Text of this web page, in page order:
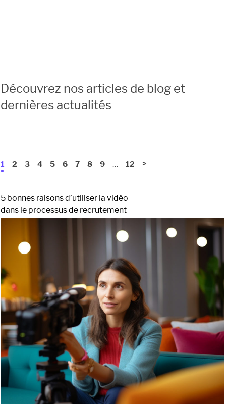
Découvrez nos articles de blog et
dernières actualités
1 2 3 4 5 6 7 8 9 … 12 >
5 bonnes raisons d’utiliser la vidéo
dans le processus de recrutement